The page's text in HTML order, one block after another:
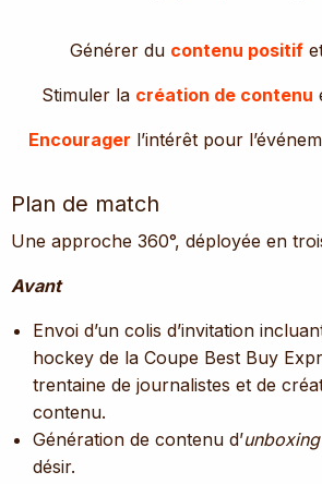
Générer du contenu positif
Stimuler la création de contenu
Encourager l’intérêt pour
Plan de match
Une approche 360°, déployée en
Avant
Envoi d’un colis d’invitation
hockey de la Coupe Best Buy
trentaine de journalistes et de
contenu.
Génération de contenu d’unboxing
désir.